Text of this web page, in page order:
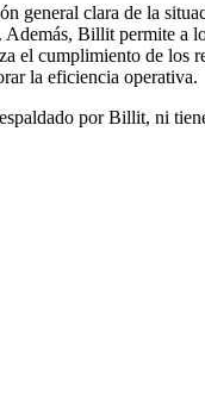
clara de la
Billit permite a
el cumplimiento de
la eficiencia operativa.
por Billit, ni